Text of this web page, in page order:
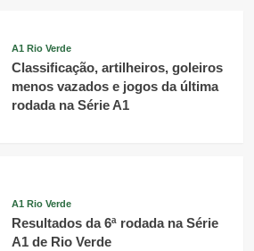
A1 Rio Verde
Classificação, artilheiros, goleiros
menos vazados e jogos da última
rodada na Série A1
A1 Rio Verde
Resultados da 6ª rodada na Série
A1 de Rio Verde